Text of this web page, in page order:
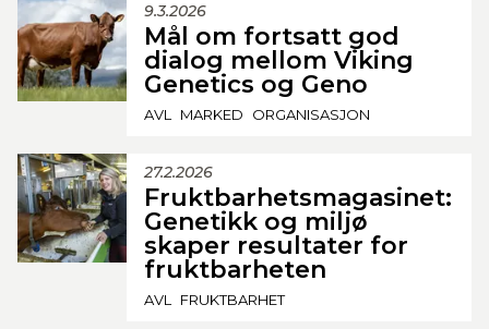
9.3.2026
Mål om fortsatt god
dialog mellom Viking
Genetics og Geno
AVL MARKED ORGANISASJON
27.2.2026
Fruktbarhetsmagasinet:
Genetikk og miljø
skaper resultater for
fruktbarheten
AVL FRUKTBARHET